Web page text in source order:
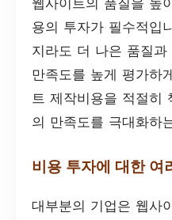
웹사이트의 품질을 높
용의 투자가 필수적입
지라도 더 나은 품질
만족도를 높게 평가하
트 제작비용을 적절히
의 만족도를 극대화하
비용 투자에 대한 여
대부분의 기업은 웹사